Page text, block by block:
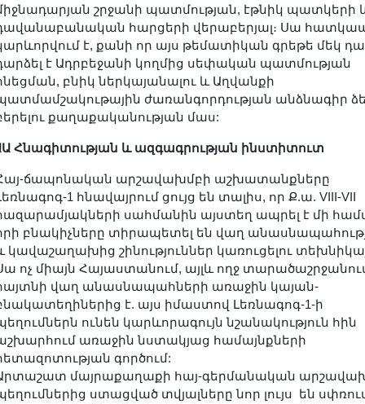
շրջանի պատմության, էթնիկ պատկերի
հարցերի վերաբերյալ։ Սա
է, քանի որ այս թեմատիկան գրեթե մեկ
է Ադրբեջանի կողմից սեփական պատմության
բնիկ ներկայանալու և Աղվանքի
ժառանգորդության անձնագիր
քաղաքականության մաս:
Հնագիտության և ազգագրության ինստիտուտ
ճապոնական արշավախմբի աշխատանքները
1 հնավայրում ցույց են տալիս, որ Ք.ա. VIII-VII
սահմանին այստեղ ապրել է մի
բնակիչները տիրապետել են վաղ
կավաշաղախից շինություններ կառուցելու
ոչ միայն Հայաստանում, այլև ողջ
վաղ անասնապահների առաջին կայան-
է. այս իմաստով Լեռնագոգ-1-ի
ունեն կարևորագույն նշանակություն հին
առաջին նստակյաց համայնքների
գործում:
մայրաքաղաքի հայ-գերմանական
ստացված տվյալները նոր լույս են